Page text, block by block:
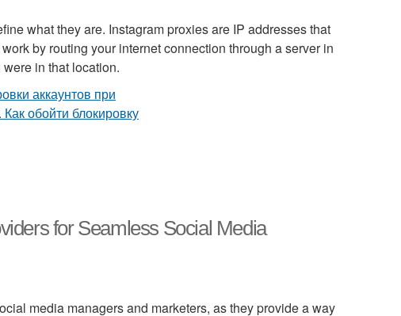
what they are. Instagram proxies are IP addresses that
by routing your internet connection through a server in
in that location.
for Seamless Social Media
media managers and marketers, as they provide a way